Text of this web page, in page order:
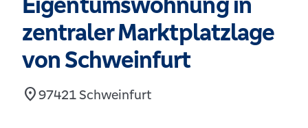
zentraler Marktplatzlage
von Schweinfurt
location_on97421 Schweinfurt